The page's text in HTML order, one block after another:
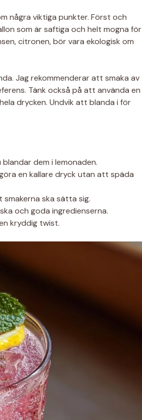
några viktiga punkter. Först och
som är saftiga och helt mogna för
citronen, bör vara ekologisk om
Jag rekommenderar att smaka av
Tänk också på att använda en
drycken. Undvik att blanda i för
dem i lemonaden.
en kallare dryck utan att späda
ska sätta sig.
och goda ingredienserna.
kryddig twist.